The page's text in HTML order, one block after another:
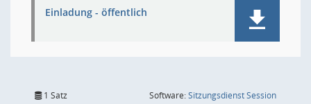
Einladung - öffentlich
1 Satz Software:SitzungsdienstSession(Wird in